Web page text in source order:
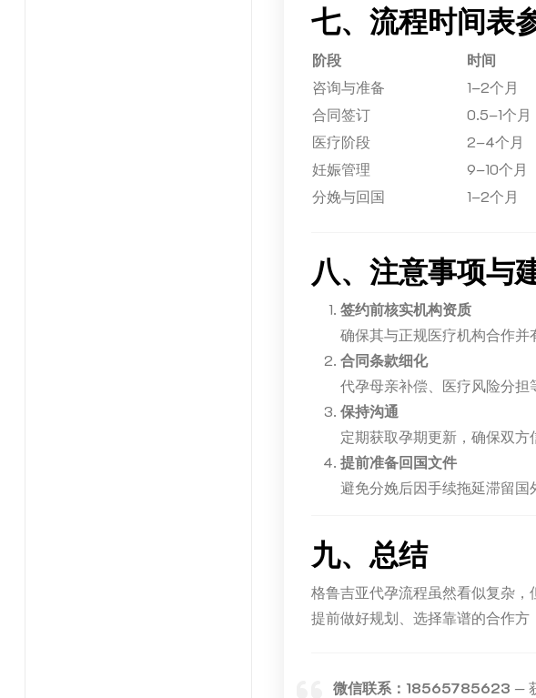
七、流程时间表
阶段 时间
咨询与准备
1–2个月
合同签订
0.5–1个月
医疗阶段
2–4个月
妊娠管理
9–10个月
分娩与回国
1–2个月
八、注意事项与
签约前核实机构资质
确保其与正规医疗机构合作并
合同条款细化
代孕母亲补偿、医疗风险分担
保持沟通
定期获取孕期更新，确保双方
提前准备回国文件
避免分娩后因手续拖延滞留国
九、总结
格鲁吉亚代孕流程虽然看似复杂，
提前做好规划、选择靠谱的合作方
微信联系：18565785623 —